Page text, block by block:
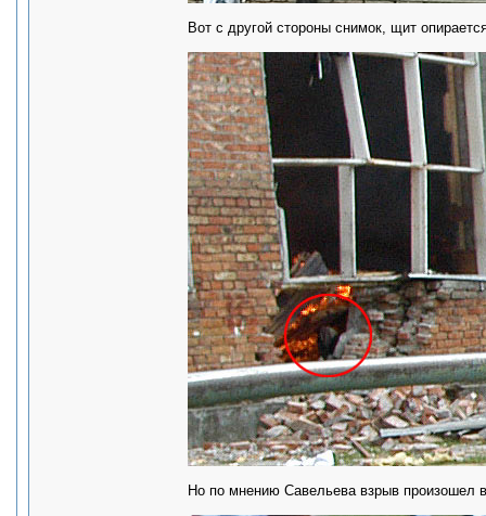
Вот с другой стороны снимок, щит
Но по мнению Савельева взрыв произошел